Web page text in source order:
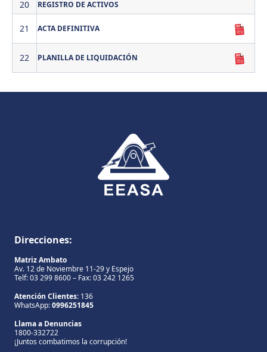
20 REGISTRO DE ACTIVOS
21 ACTA DEFINITIVA
22 PLANILLA DE LIQUIDACIÓN
Direcciones:
Matriz Ambato
Av. 12 de Noviembre 11-29 y Espejo
Telf: 03 299 8600 – Fax: 03 242 1265
Atención Clientes: 136
WhatsApp:0996251845
Llama a Denuncias
1800-332722
¡Juntos combatimos la corrupción!